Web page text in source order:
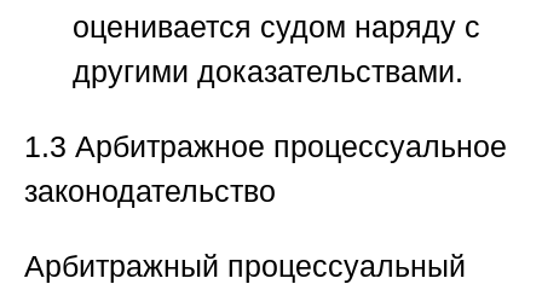
оценивается судом наряду с
другими доказательствами.
1.3 Арбитражное процессуальное
законодательство
Арбитражный процессуальный